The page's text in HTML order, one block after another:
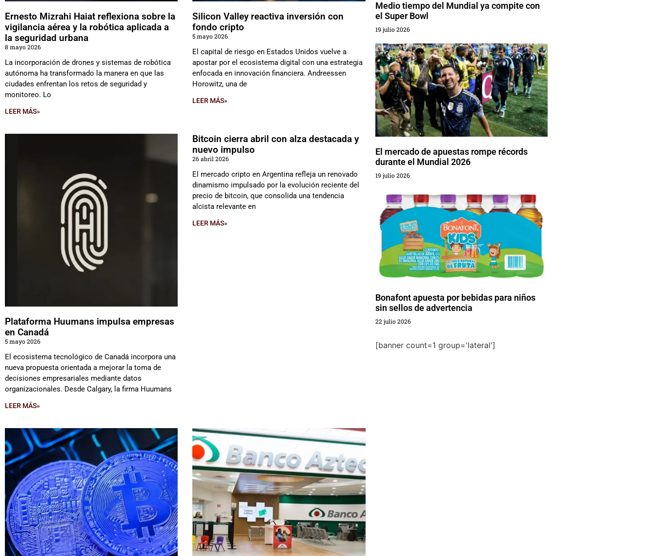
Ernesto Mizrahi Haiat reflexiona sobre la
vigilancia aérea y la robótica aplicada a
la seguridad urbana
8 mayo 2026
La incorporación de drones y sistemas de robótica
autónoma ha transformado la manera en que las
ciudades enfrentan los retos de seguridad y
monitoreo. Lo
LEER MÁS»
Silicon Valley reactiva inversión con
fondo cripto
5 mayo 2026
El capital de riesgo en Estados Unidos vuelve a
apostar por el ecosistema digital con una estrategia
enfocada en innovación financiera. Andreessen
Horowitz, una de
LEER MÁS»
Plataforma Huumans impulsa empresas
en Canadá
5 mayo 2026
El ecosistema tecnológico de Canadá incorpora una
nueva propuesta orientada a mejorar la toma de
decisiones empresariales mediante datos
organizacionales. Desde Calgary, la firma Huumans
LEER MÁS»
Bitcoin cierra abril con alza destacada y
nuevo impulso
26 abril 2026
El mercado cripto en Argentina refleja un renovado
dinamismo impulsado por la evolución reciente del
precio de bitcoin, que consolida una tendencia
alcista relevante en
LEER MÁS»
Medio tiempo del Mundial ya compite con
el Super Bowl
19 julio 2026
El mercado de apuestas rompe récords
durante el Mundial 2026
19 julio 2026
Bonafont apuesta por bebidas para niños
sin sellos de advertencia
22 julio 2026
[banner count=1 group='lateral']